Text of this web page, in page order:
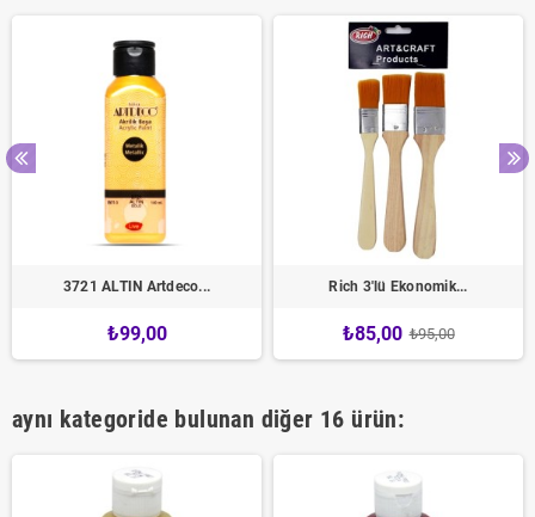
3721 ALTIN Artdeco...
₺99,00
Rich 3'lü Ekonomik...
₺85,00 ₺95,00
aynı kategoride bulunan diğer 16 ürün: